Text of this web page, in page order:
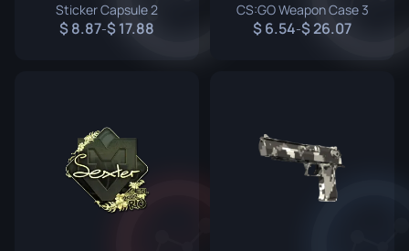
Sticker Capsule 2
8.87- 17.88
CS:GO Weapon Case 3
6.54- 26.07